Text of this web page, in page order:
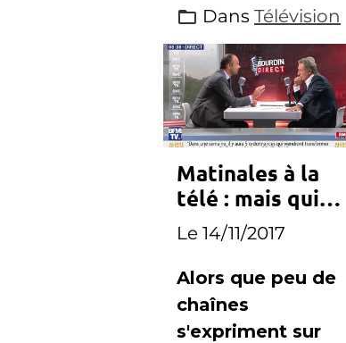
Dans Télévision
Matinales à la
télé : mais qui
s'en sort le
mieux ?
Le 14/11/2017
Alors que peu de
chaînes
s'expriment sur